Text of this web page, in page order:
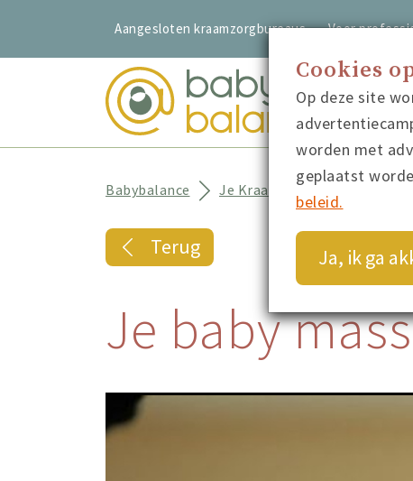
Aangesloten kraamzorgbureaus Voor
Babybalance Je Kraamtijd
Terug
Je baby
Cookies
Op deze site
worden met
geplaatst
beleid.
Ja, ik ga